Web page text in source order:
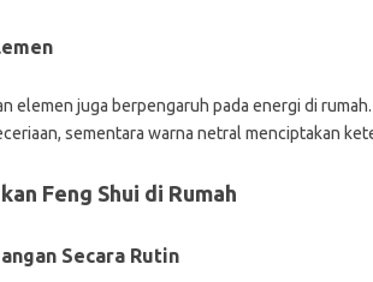
elemen juga berpengaruh pada energi di
sementara warna netral menciptakan
Feng Shui di Rumah
Secara Rutin